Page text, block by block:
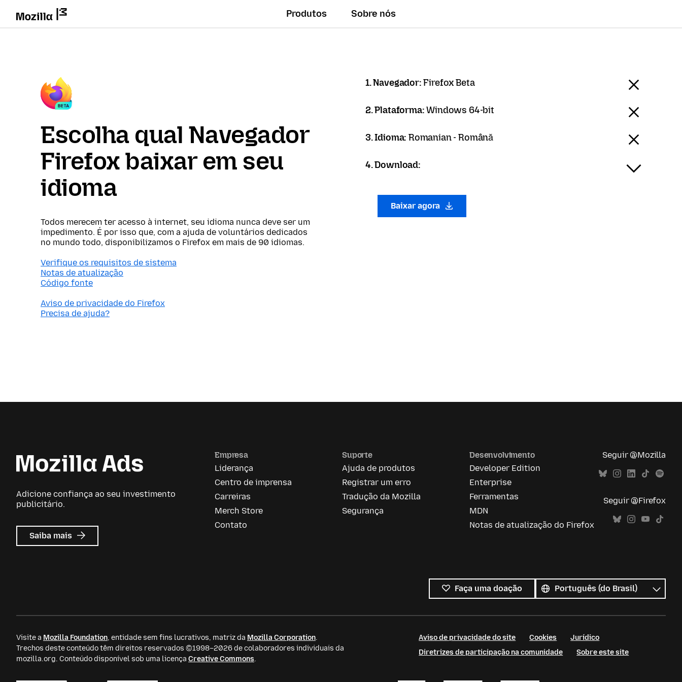
Produtos Sobre nós
Escolha qual Navegador
Firefox baixar em seu
idioma
Todos merecem ter acesso à internet, seu idioma nunca deve ser um
impedimento. É por isso que, com a ajuda de voluntários dedicados
no mundo todo, disponibilizamos o Firefox em mais de 90 idiomas.
Verifique os requisitos de sistema
Notas de atualização
Código fonte
Aviso de privacidade do Firefox
Precisa de ajuda?
1. Navegador:Firefox Beta
2. Plataforma:Windows 64-bit
3. Idioma:Romanian - Română
4. Download:
Baixar agora
Adicione confiança ao seu investimento
publicitário.
Saiba mais sobre
Mozilla
Empresa
Liderança
Centro de imprensa
Carreiras
Merch Store
Contato
Suporte
Ajuda de produtos
Registrar um erro
Tradução da Mozilla
Segurança
Desenvolvimento
Developer Edition
Enterprise
Ferramentas
MDN
Notas de atualização do Firefox
Seguir @Mozilla
Seguir @Firefox
Faça uma doação
os
idiomas
Idioma
Visite a Mozilla Foundation, entidade sem fins lucrativos, matriz da Mozilla Corporation.
Trechos deste conteúdo têm direitos reservados ©1998–2026 de colaboradores individuais da
mozilla.org. Conteúdo disponível sob uma licença Creative Commons.
Aviso de privacidade do site Cookies
Jurídico
Diretrizes de participação na comunidade
Sobre este site